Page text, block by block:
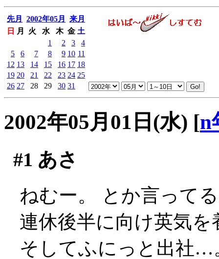
先月 2002年05月
来月
日
月 火 水 木 金 土
1
2 3
4
5
6 7 8 9 10 11
12 13 14 15 16 17 18
19 20 21 22 23 24 25
26 27 28 29 30 31
2002年05月01日(水) [n
#1 あさ
ねむー。 とか言って
連休後半に向け英気
そしてふにっと出社…